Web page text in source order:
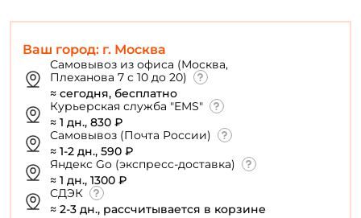
Ваш город: г. Москва
Самовывоз из офиса (Москва,
Плеханова 7 с 10 до 20)
≈ сегодня, бесплатно
Курьерская служба "EMS"
≈ 1 дн., 830 ₽
Самовывоз (Почта России)
≈ 1-2 дн., 590 ₽
Яндекс Go (экспресс-доставка)
≈ 1 дн., 1300 ₽
СДЭК
≈ 2-3 дн., рассчитывается в корзине